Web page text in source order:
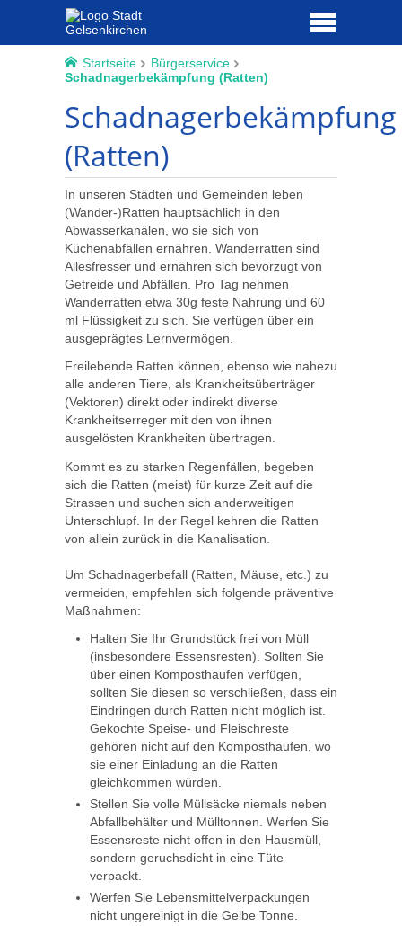
Startseite
Bürgerservice
Schadnagerbekämpfung (Ratten)
Schadnagerbekämpfung
(Ratten)
In unseren Städten und Gemeinden leben
(Wander-)Ratten hauptsächlich in den
Abwasserkanälen, wo sie sich von
Küchenabfällen ernähren. Wanderratten sind
Allesfresser und ernähren sich bevorzugt von
Getreide und Abfällen. Pro Tag nehmen
Wanderratten etwa 30g feste Nahrung und 60
ml Flüssigkeit zu sich. Sie verfügen über ein
ausgeprägtes Lernvermögen.
Freilebende Ratten können, ebenso wie nahezu
alle anderen Tiere, als Krankheitsüberträger
(Vektoren) direkt oder indirekt diverse
Krankheitserreger mit den von ihnen
ausgelösten Krankheiten übertragen.
Kommt es zu starken Regenfällen, begeben
sich die Ratten (meist) für kurze Zeit auf die
Strassen und suchen sich anderweitigen
Unterschlupf. In der Regel kehren die Ratten
von allein zurück in die Kanalisation.
Um Schadnagerbefall (Ratten, Mäuse, etc.) zu
vermeiden, empfehlen sich folgende präventive
Maßnahmen:
Halten Sie Ihr Grundstück frei von Müll
(insbesondere Essensresten). Sollten Sie
über einen Komposthaufen verfügen,
sollten Sie diesen so verschließen, dass ein
Eindringen durch Ratten nicht möglich ist.
Gekochte Speise- und Fleischreste
gehören nicht auf den Komposthaufen, wo
sie einer Einladung an die Ratten
gleichkommen würden.
Stellen Sie volle Müllsäcke niemals neben
Abfallbehälter und Mülltonnen. Werfen Sie
Essensreste nicht offen in den Hausmüll,
sondern geruchsdicht in eine Tüte
verpackt.
Werfen Sie Lebensmittelverpackungen
nicht ungereinigt in die Gelbe Tonne.